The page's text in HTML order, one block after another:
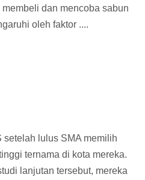
dan mencoba sabun
oleh faktor ....
setelah lulus SMA memilih
ternama di kota mereka.
lanjutan tersebut, mereka